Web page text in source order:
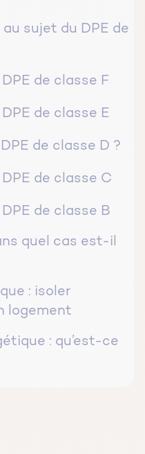
sujet du DPE de
de classe F
de classe E
de classe D ?
de classe C
de classe B
quel cas est-il
: isoler
logement
: qu’est-ce